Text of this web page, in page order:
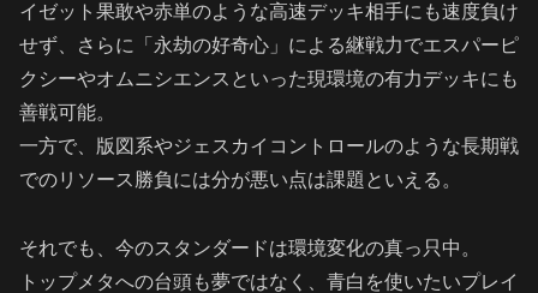
イゼット果敢や赤単のような高速デッキ相手にも速度負け
せず、さらに「永劫の好奇心」による継戦力でエスパーピ
クシーやオムニシエンスといった現環境の有力デッキにも
善戦可能。
一方で、版図系やジェスカイコントロールのような長期戦
でのリソース勝負には分が悪い点は課題といえる。
それでも、今のスタンダードは環境変化の真っ只中。
トップメタへの台頭も夢ではなく、青白を使いたいプレイ